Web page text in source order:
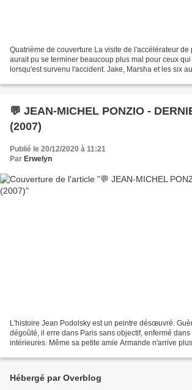
Quatrième de couverture La visite de l'accélérateur
aurait pu se terminer beaucoup plus mal pour ceux
lorsqu'est survenu l'accident. Jake, Marsha et les six
💬 JEAN-MICHEL PONZIO -
(2007)
Publié le 20/12/2020 à 11:21
Par Erwelyn
L'histoire Jean Podolsky est un peintre désœuvré.
dégoûté, il erre dans Paris sans objectif, enfermé
intérieures. Même sa petite amie Armande n'arrive
Hébergé par Overblog